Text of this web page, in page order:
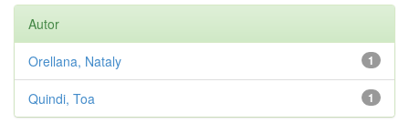
Autor
1
Orellana, Nataly
1
Quindi, Toa